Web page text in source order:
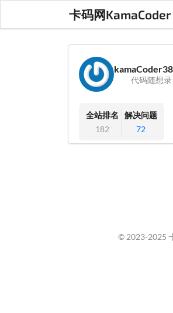
卡码网KamaCoder
代码随想录
全站排名
182
解决问题
72
© 2023-2025